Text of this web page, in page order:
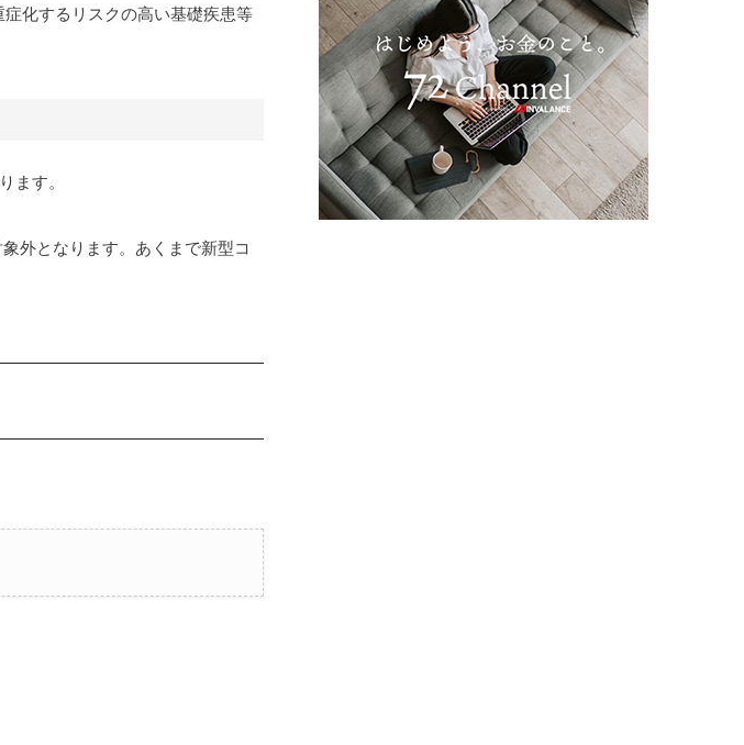
化するリスクの高い基礎疾患等
ます。
外となります。あくまで新型コ